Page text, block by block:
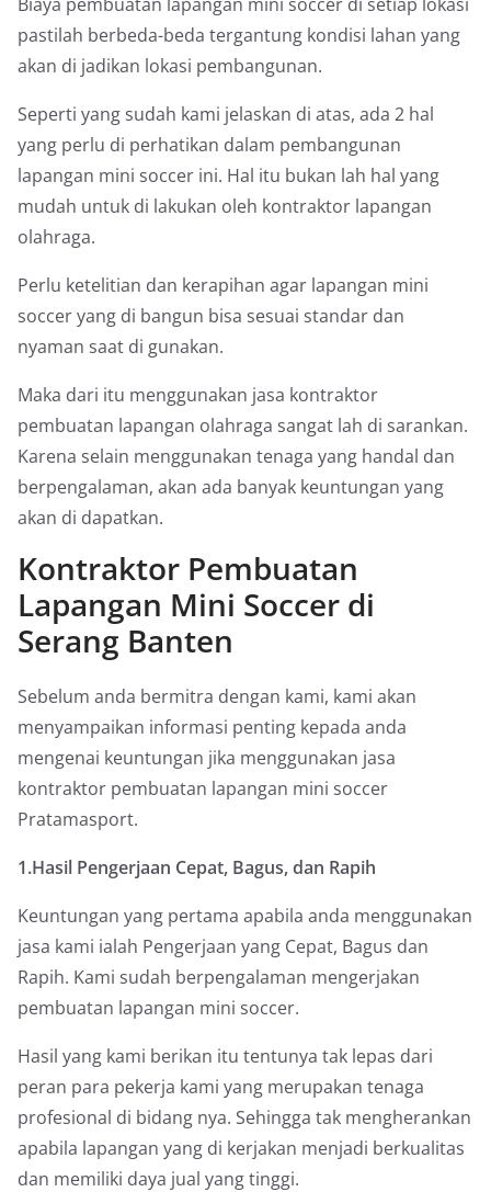
pastilah berbeda-beda tergantung kondisi lahan yang
akan di jadikan lokasi pembangunan.
Seperti yang sudah kami jelaskan di atas, ada 2 hal
yang perlu di perhatikan dalam pembangunan
lapangan mini soccer ini. Hal itu bukan lah hal yang
mudah untuk di lakukan oleh kontraktor lapangan
olahraga.
Perlu ketelitian dan kerapihan agar lapangan mini
soccer yang di bangun bisa sesuai standar dan
nyaman saat di gunakan.
Maka dari itu menggunakan jasa kontraktor
pembuatan lapangan olahraga sangat lah di sarankan.
Karena selain menggunakan tenaga yang handal dan
berpengalaman, akan ada banyak keuntungan yang
akan di dapatkan.
Kontraktor Pembuatan
Lapangan Mini Soccer di
Serang Banten
Sebelum anda bermitra dengan kami, kami akan
menyampaikan informasi penting kepada anda
mengenai keuntungan jika menggunakan jasa
kontraktor pembuatan lapangan mini soccer
Pratamasport.
1.Hasil Pengerjaan Cepat, Bagus, dan Rapih
Keuntungan yang pertama apabila anda menggunakan
jasa kami ialah Pengerjaan yang Cepat, Bagus dan
Rapih. Kami sudah berpengalaman mengerjakan
pembuatan lapangan mini soccer.
Hasil yang kami berikan itu tentunya tak lepas dari
peran para pekerja kami yang merupakan tenaga
profesional di bidang nya. Sehingga tak mengherankan
apabila lapangan yang di kerjakan menjadi berkualitas
dan memiliki daya jual yang tinggi.